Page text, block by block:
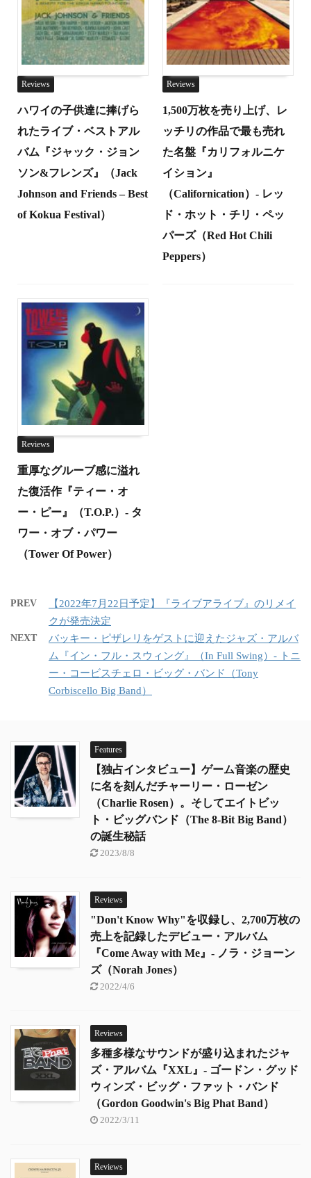
Reviews
ハワイの子供達に捧げら
れたライブ・ベストアル
バム『ジャック・ジョン
ソン&フレンズ』（Jack
Johnson and Friends – Best
of Kokua Festival）
Reviews
1,500万枚を売り上げ、レ
ッチリの作品で最も売れ
た名盤『カリフォルニケ
イション』
（Californication）- レッ
ド・ホット・チリ・ペッ
パーズ（Red Hot Chili
Peppers）
Reviews
重厚なグルーブ感に溢れ
た復活作『ティー・オ
ー・ピー』（T.O.P.）- タ
ワー・オブ・パワー
（Tower Of Power）
PREV
【2022年7月22日予定】『ライブアライブ』のリメイ
クが発売決定
NEXT
バッキー・ピザレリをゲストに迎えたジャズ・アルバ
ム『イン・フル・スウィング』（In Full Swing）- トニ
ー・コービスチェロ・ビッグ・バンド（Tony
Corbiscello Big Band）
Features
【独占インタビュー】ゲーム音楽の歴史
に名を刻んだチャーリー・ローゼン
（Charlie Rosen）。そしてエイトビッ
ト・ビッグバンド（The 8-Bit Big Band）
の誕生秘話
2023/8/8
Reviews
"Don't Know Why"を収録し、2,700万枚の
売上を記録したデビュー・アルバム
『Come Away with Me』- ノラ・ジョーン
ズ（Norah Jones）
2022/4/6
Reviews
多種多様なサウンドが盛り込まれたジャ
ズ・アルバム『XXL』- ゴードン・グッド
ウィンズ・ビッグ・ファット・バンド
（Gordon Goodwin's Big Phat Band）
2022/3/11
Reviews